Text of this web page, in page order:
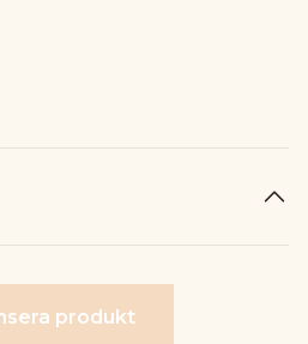
produkt